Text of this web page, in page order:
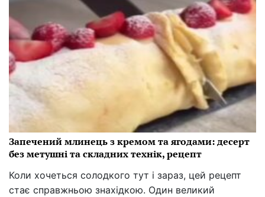
Запечений млинець з кремом та ягодами: десерт
без метушні та складних технік, рецепт
Коли хочеться солодкого тут і зараз, цей рецепт
стає справжньою знахідкою. Один великий